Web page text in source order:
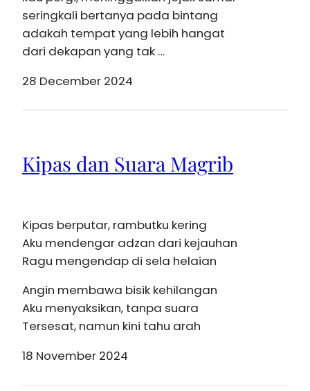
seringkali bertanya pada bintang
adakah tempat yang lebih hangat
dari dekapan yang tak …
28 December 2024
Kipas dan Suara Magrib
Kipas berputar, rambutku kering
Aku mendengar adzan dari kejauhan
Ragu mengendap di sela helaian
Angin membawa bisik kehilangan
Aku menyaksikan, tanpa suara
Tersesat, namun kini tahu arah
18 November 2024